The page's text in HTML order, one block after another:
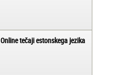
Online tečaji estonskega jezika